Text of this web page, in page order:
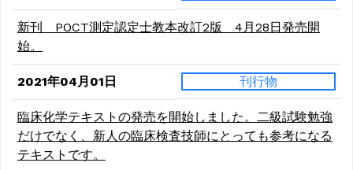
新刊 POCT測定認定士教本改訂2版 4月28日発売開
始。
2021年04月01日 刊行物
臨床化学テキストの発売を開始しました。二級試験勉強
だけでなく、新人の臨床検査技師にとっても参考になる
テキストです。